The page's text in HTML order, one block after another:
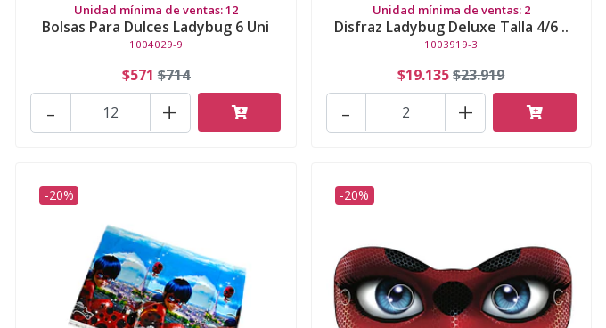
Unidad mínima de ventas: 12
Bolsas Para Dulces Ladybug 6 Uni
1004029-9
$571 $714
+
-
Unidad mínima de ventas: 2
Disfraz Ladybug Deluxe Talla 4/6 ..
1003919-3
$19.135$23.919
+
-
-20% -20%